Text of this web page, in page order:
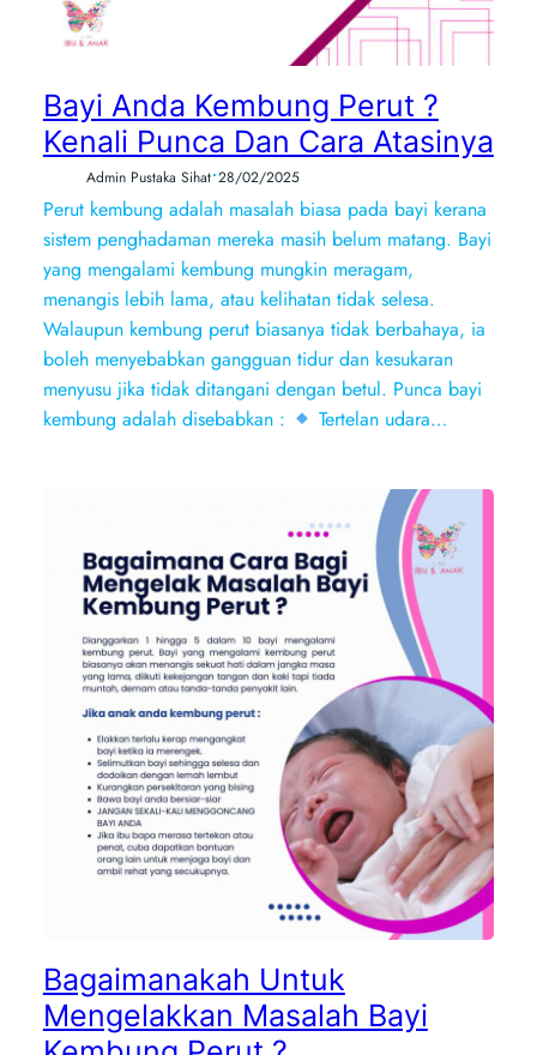
Bayi Anda Kembung Perut ?
Kenali Punca Dan Cara Atasinya
Admin Pustaka Sihat•28/02/2025
Perut kembung adalah masalah biasa pada bayi kerana
sistem penghadaman mereka masih belum matang. Bayi
yang mengalami kembung mungkin meragam,
menangis lebih lama, atau kelihatan tidak selesa.
Walaupun kembung perut biasanya tidak berbahaya, ia
boleh menyebabkan gangguan tidur dan kesukaran
menyusu jika tidak ditangani dengan betul. Punca bayi
kembung adalah disebabkan :
Tertelan udara…
Bagaimanakah Untuk
Mengelakkan Masalah Bayi